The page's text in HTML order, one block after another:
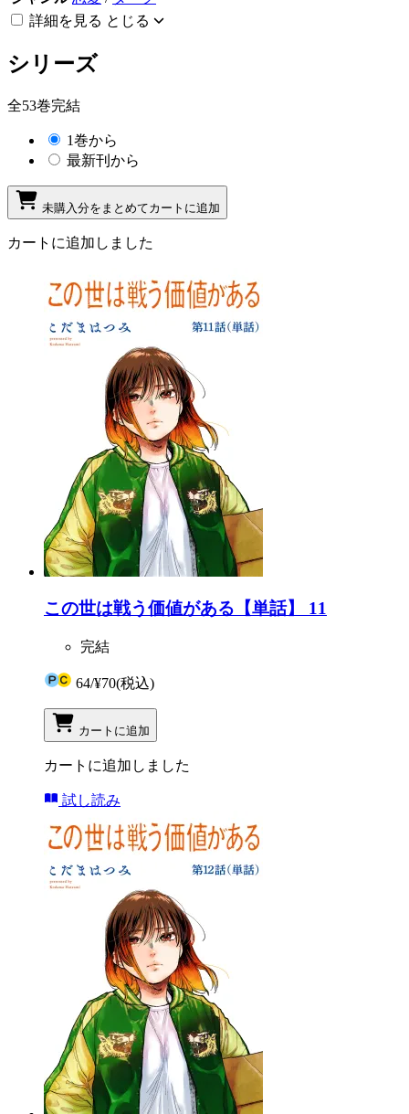
詳細を見る とじる
シリーズ
全53巻完結
1巻から
最新刊から
未購入分をまとめてカートに追加
カートに追加しました
この世は戦う価値がある【単話】 11
完結
64/¥70(税込)
カートに追加
カートに追加しました
試し読み